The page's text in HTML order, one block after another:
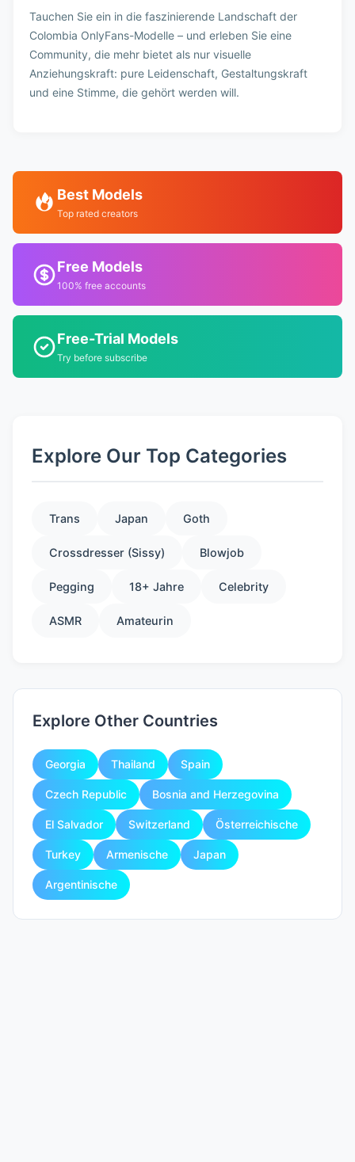
Tauchen Sie ein in die faszinierende Landschaft der
Colombia OnlyFans-Modelle – und erleben Sie eine
Community, die mehr bietet als nur visuelle
Anziehungskraft: pure Leidenschaft, Gestaltungskraft
und eine Stimme, die gehört werden will.
Best Models
Top rated creators
Free Models
100% free accounts
Free-Trial Models
Try before subscribe
Explore Our Top Categories
Trans Japan Goth
Crossdresser (Sissy) Blowjob
Pegging 18+ Jahre Celebrity
ASMR Amateurin
Explore Other Countries
Georgia Thailand Spain
Czech Republic Bosnia and Herzegovina
El Salvador Switzerland Österreichische
Turkey Armenische Japan
Argentinische